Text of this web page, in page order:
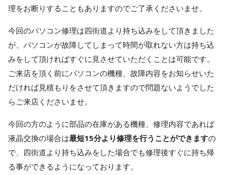
理をお断りすることもありますのでご了承くださいませ。
今回のパソコン修理は四街道より持ち込みをして頂きました
が、パソコンが故障してしまって時間が取れない方は持ち込
みをして頂ければすぐに見させていただくことは可能です。
ご来店を頂く前にパソコンの機種、故障内容をお知らせいた
だければ見積もりをさせて頂きますので問題ないようでした
らご来店くださいませ。
今回の方のように部品の在庫がある機種、修理内容であれば
液晶交換の場合は最短15分より修理を行うことができますの
で、四街道より持ち込みをした場合でも修理後すぐに持ち帰
る事ができるようになっております。